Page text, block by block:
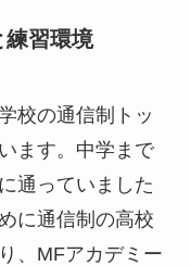
練習環境
校の通信制トッ
ます。中学まで
通っていました
に通信制の高校
、MFアカデミー